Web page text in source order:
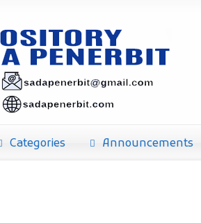
Categories Announcements